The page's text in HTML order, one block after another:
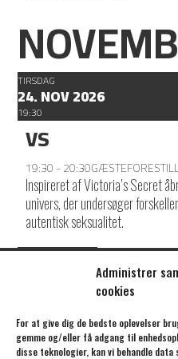
Administrer
cookies
For at give dig de bedste oplevelser
gemme og/eller få adgang til
disse teknologier, kan vi behandle
TIRSDAG
24. NOV 2026
19:30
VS
19:30 - 20:30
Inspireret af Victoria’s Secret
univers, der undersøger
autentisk seksualitet.
KLIK HER FOR AT